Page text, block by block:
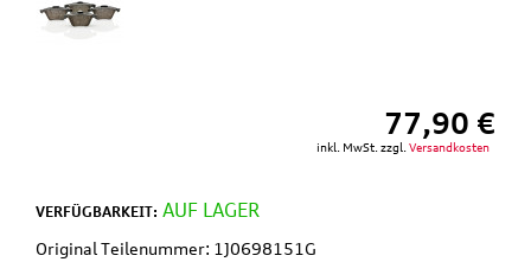
77,90 €
inkl. MwSt. zzgl. Versandkosten
VERFÜGBARKEIT: AUF LAGER
Original Teilenummer: 1J0698151G